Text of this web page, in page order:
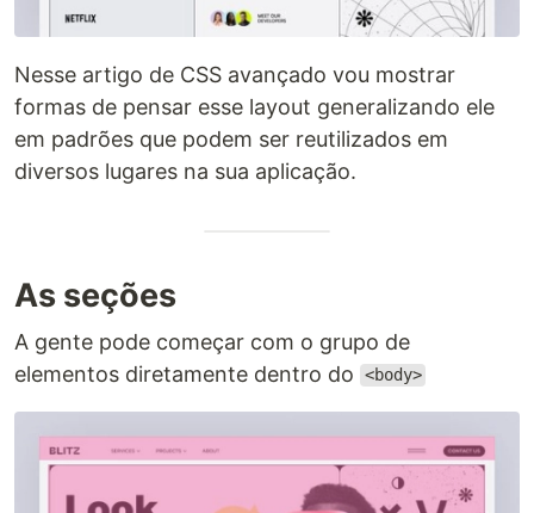
Nesse artigo de CSS avançado vou mostrar
formas de pensar esse layout generalizando ele
em padrões que podem ser reutilizados em
diversos lugares na sua aplicação.
As seções
A gente pode começar com o grupo de
elementos diretamente dentro do
<body>